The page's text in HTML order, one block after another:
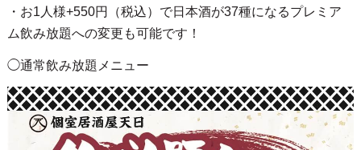
・お1人様+550円（税込）で日本酒が37種になるプレミア
ム飲み放題への変更も可能です！
◯通常飲み放題メニュー